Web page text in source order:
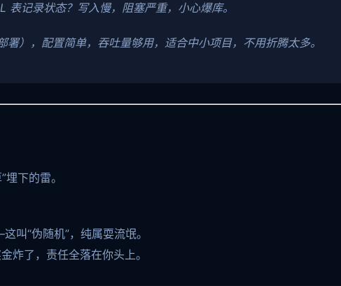
记录状态？写入慢，阻塞严重，小心爆库。
），配置简单，吞吐量够用，适合中小项目，不用折腾太多。
下的雷。
“伪随机”，纯属耍流氓。
炸了，责任全落在你头上。